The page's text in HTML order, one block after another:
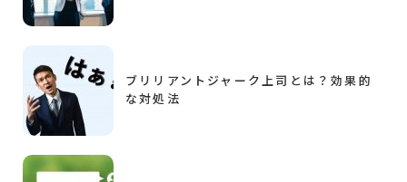
ブリリアントジャーク上司とは？効果的
な対処法